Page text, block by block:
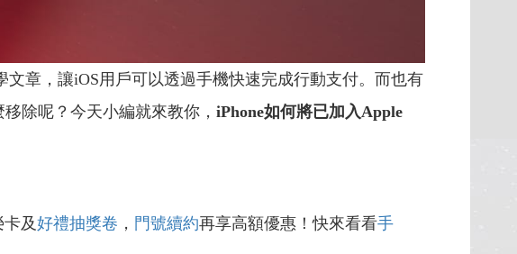
文章，讓iOS用戶可以透過手機快速完成行動支付。而也有
除呢？今天小編就來教你， iPhone如何將已加入Apple
及好禮抽獎卷 ， 門號續約再享高額優惠！快來看看手